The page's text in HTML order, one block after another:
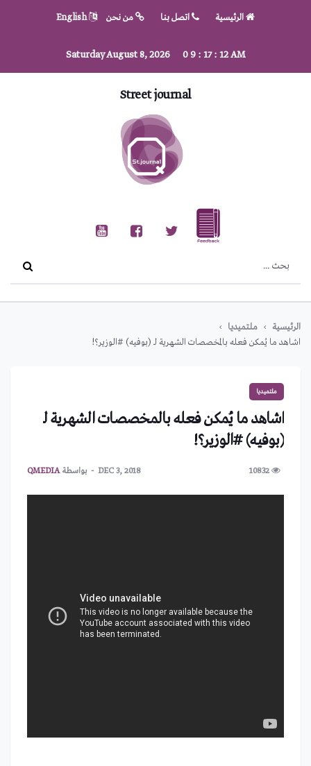
الرئيسية اتصل بنا من نحن English
Saturday August 8, 2026 09: 17: 12AM
Street journal
الرئيسية
ملتميديا
اشاهد ما يُمكن فعله بالمخصصات الشهرية لـ (بوفيه) #الوزير؟!
ملتميديا
اشاهد ما يُمكن فعله بالمخصصات الشهرية لـ
(بوفيه) #الوزير؟!
10832
DEC 3, 2018 بواسطةQMEDIA